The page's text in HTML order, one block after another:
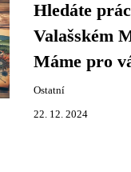
Hledáte
Valašském
Máme pro
Ostatní
22. 12. 2024